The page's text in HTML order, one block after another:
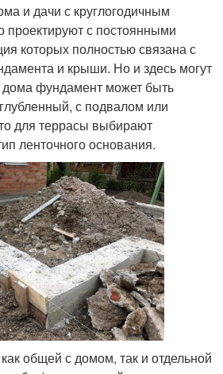
и дачи с круглогодичным
с постоянными
которых полностью связана с
и крыши. Но и здесь могут
фундамент может быть
с подвалом или
для террасы выбирают
ленточного основания.
общей с домом, так и отдельной